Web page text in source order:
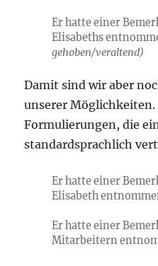
Er hatte einer
Elisabeths
gehoben/veraltend)
Damit sind wir aber
unserer Möglichkeiten.
Formulierungen, die
standardsprachlich
Er hatte einer
Elisabeth
Er hatte einer
Mitarbeitern